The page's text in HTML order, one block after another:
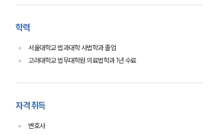
주요 업무사례
사례분석/최신동향
학력
서울대학교 법과대학 사법학과 졸업
고려대학교 법무대학원 의료법학과 1년 수료
자격 취득
변호사